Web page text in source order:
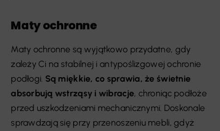
Maty ochronne
Maty ochronne są wyjątkowo przydatne, gdy
zależy Ci na stabilnej i antypoślizgowej ochronie
podłogi. Są miękkie, co sprawia, że świetnie
absorbują wstrząsy i wibracje, chroniąc podłoże
przed uszkodzeniami mechanicznymi. Doskonale
sprawdzają się przy przenoszeniu mebli, gdyż